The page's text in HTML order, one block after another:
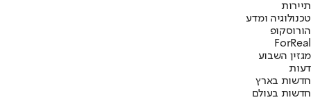
תיירות
טכנולוגיה ומדע
הורוסקופ
ForReal
מגזין השבוע
דעות
חדשות בארץ
חדשות בעולם